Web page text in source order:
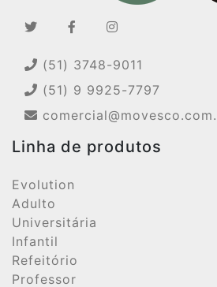
(51) 3748-9011
(51) 9 9925-7797
Linha de produtos
Evolution
Adulto
Universitária
Infantil
Refeitório
Professor